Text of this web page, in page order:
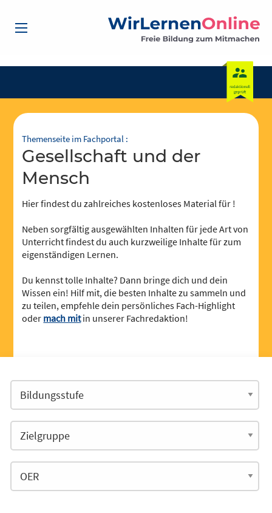
Themenseite im Fachportal :
Gesellschaft und der
Mensch
Hier findest du zahlreiches kostenloses Material für !
Neben sorgfältig ausgewählten Inhalten für jede Art von
Unterricht findest du auch kurzweilige Inhalte für zum
eigenständigen Lernen.
Du kennst tolle Inhalte? Dann bringe dich und dein
Wissen ein! Hilf mit, die besten Inhalte zu sammeln und
zu teilen, empfehle dein persönliches Fach-Highlight
oder mach mitin unserer Fachredaktion!